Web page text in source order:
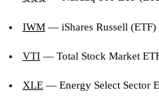
IWM— iShares Russell (ETF)
VTI— Total Stock Market
XLE— Energy Select Sector